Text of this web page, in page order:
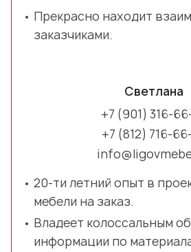
Прекрасно находит
заказчиками.
Светлана
+7 (901) 316-
+7 (812) 716-
20-ти летний опыт в
мебели на заказ.
Владеет колоссальным
информации по